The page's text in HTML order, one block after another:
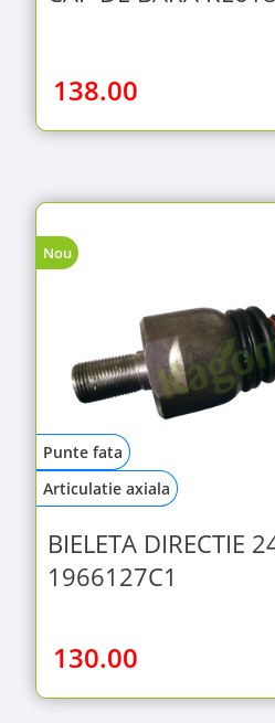
138.00
Nou
Punte fata
Articulatie axiala
BIELETA DIRECTIE
1966127C1
130.00